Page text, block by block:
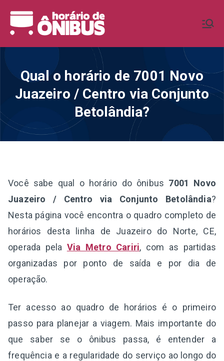
para
Ônibus BR
Horários de Ônibus de todo o
Qual o horário de 7001 Novo
Juazeiro / Centro via Conjunto
Betolândia?
Você sabe qual o horário do ônibus 7001 Novo
Juazeiro / Centro via Conjunto Betolândia?
Nesta página você encontra o quadro completo de
horários desta linha de Juazeiro do Norte, CE,
operada pela Via Metro Cariri, com as partidas
organizadas por ponto de saída e por dia de
operação.
Ter acesso ao quadro de horários é o primeiro
passo para planejar a viagem. Mais importante do
que saber se o ônibus passa, é entender a
frequência e a regularidade do serviço ao longo do